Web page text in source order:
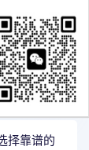
细节千万
2025-03-07
择靠谱的